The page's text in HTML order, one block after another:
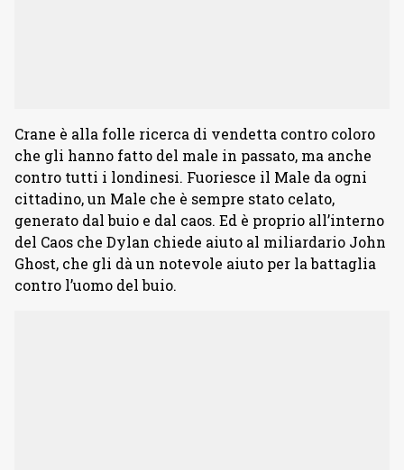
Crane è alla folle ricerca di vendetta contro coloro
che gli hanno fatto del male in passato, ma anche
contro tutti i londinesi. Fuoriesce il Male da ogni
cittadino, un Male che è sempre stato celato,
generato dal buio e dal caos. Ed è proprio all’interno
del Caos che Dylan chiede aiuto al miliardario John
Ghost, che gli dà un notevole aiuto per la battaglia
contro l’uomo del buio.